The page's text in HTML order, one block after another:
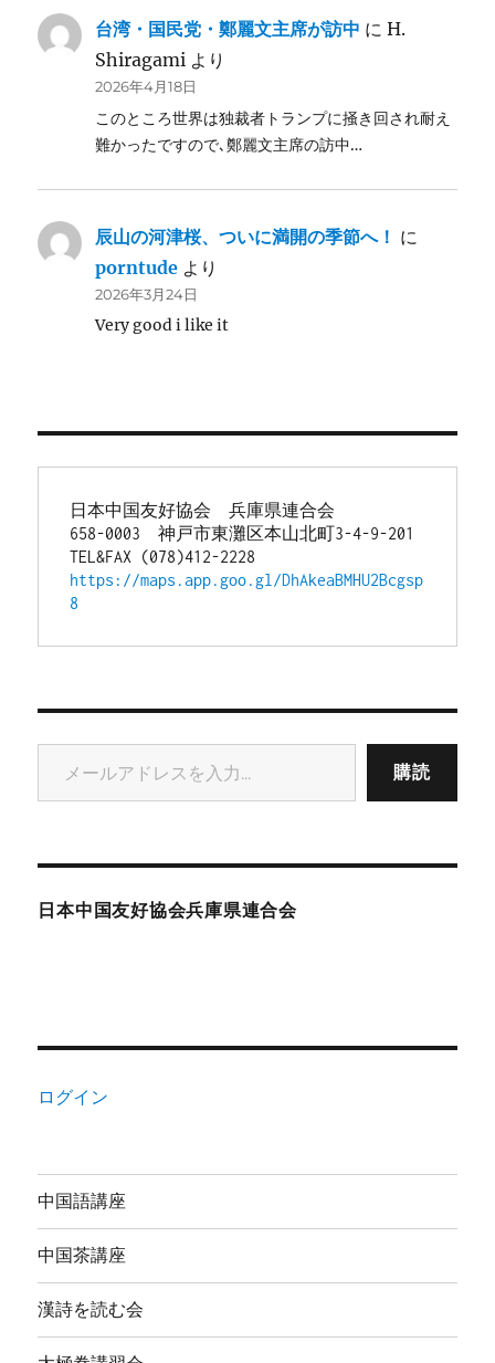
台湾・国民党・鄭麗文主席が訪中 にH.
Shiragami より
2026年4月18日
このところ世界は独裁者トランプに掻き回され耐え
難かったですので､鄭麗文主席の訪中…
辰山の河津桜、ついに満開の季節へ！ に
porntude より
2026年3月24日
Very good i like it
日本中国友好協会　兵庫県連合会
658-0003　神戸市東灘区本山北町3-4-9-201
TEL&FAX (078)412-2228
https://maps.app.goo.gl/DhAkeaBMHU2Bcgsp
8
メールアドレスを入力...
購読
日本中国友好協会兵庫県連合会
ログイン
中国語講座
中国茶講座
漢詩を読む会